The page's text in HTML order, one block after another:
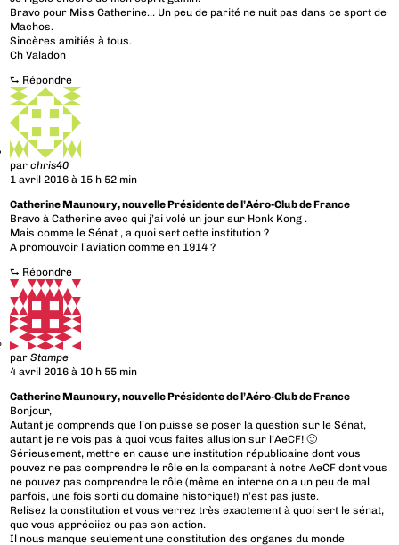
Bravo pour Miss Catherine… Un peu de parité ne nuit pas dans ce sport de
Machos.
Sincères amitiés à tous.
Ch Valadon
⮑ Répondre
parchris40
1 avril 2016 à 15 h 52 min
Catherine Maunoury, nouvelle Présidente de l’Aéro-Club de France
Bravo à Catherine avec qui j’ai volé un jour sur Honk Kong .
Mais comme le Sénat , a quoi sert cette institution ?
A promouvoir l’aviation comme en 1914 ?
⮑ Répondre
parStampe
4 avril 2016 à 10 h 55 min
Catherine Maunoury, nouvelle Présidente de l’Aéro-Club de France
Bonjour,
Autant je comprends que l’on puisse se poser la question sur le Sénat,
autant je ne vois pas à quoi vous faites allusion sur l’AeCF! 🙂
Sérieusement, mettre en cause une institution républicaine dont vous
pouvez ne pas comprendre le rôle en la comparant à notre AeCF dont vous
ne pouvez pas comprendre le rôle (même en interne on a un peu de mal
parfois, une fois sorti du domaine historique!) n’est pas juste.
Relisez la constitution et vous verrez très exactement à quoi sert le sénat,
que vous appréciiez ou pas son action.
Il nous manque seulement une constitution des organes du monde